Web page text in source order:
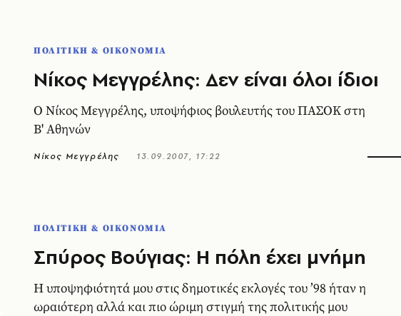
ΠΟΛΙΤΙΚΗ & ΟΙΚΟΝΟΜΙΑ
Nίκος Mεγγρέλης: Δεν είναι όλοι ίδιοι
O Nίκος Mεγγρέλης, υποψήφιος βουλευτής του ΠAΣOK στη
B' Aθηνών
Νίκος Μεγγρέλης 13.09.2007, 17:22
ΠΟΛΙΤΙΚΗ & ΟΙΚΟΝΟΜΙΑ
Σπύρος Bούγιας: H πόλη έχει μνήμη
H υποψηφιότητά μου στις δημοτικές εκλογές του ’98 ήταν η
ωραιότερη αλλά και πιο ώριμη στιγμή της πολιτικής μου